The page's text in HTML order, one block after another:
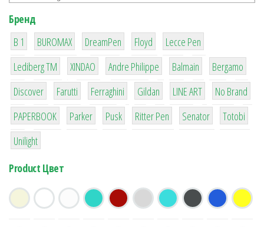
Бренд
B 1
1
BUROMAX
1
DreamPen
2
Floyd
2
Lecce Pen
3
Lediberg ТМ
3
XINDAO
1
Andre Philippe
4
Balmain
26
Bergamo
64
Discover
299
Farutti
4
Ferraghini
42
Gildan
4
LINE ART
90
No Brand
8
PAPERBOOK
6
Parker
2
Pusk
22
Ritter Pen
15
Senator
43
Totobi
1
Unilight
Product Цвет